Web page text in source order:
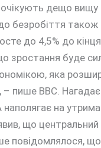
дещо вищу
безробіття також
до 4,5% до
зростання буде
яка
– пише BBC.
на
що
повідомлялося,